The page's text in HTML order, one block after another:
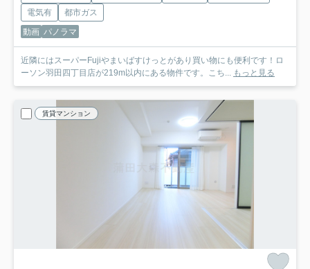
電気有
都市ガス
動画 パノラマ
近隣にはスーパーFujiやまいばすけっとがあり買い物にも便利です！ロ
ーソン羽田四丁目店が219m以内にある物件です。こち...
もっと見る
賃貸マンション